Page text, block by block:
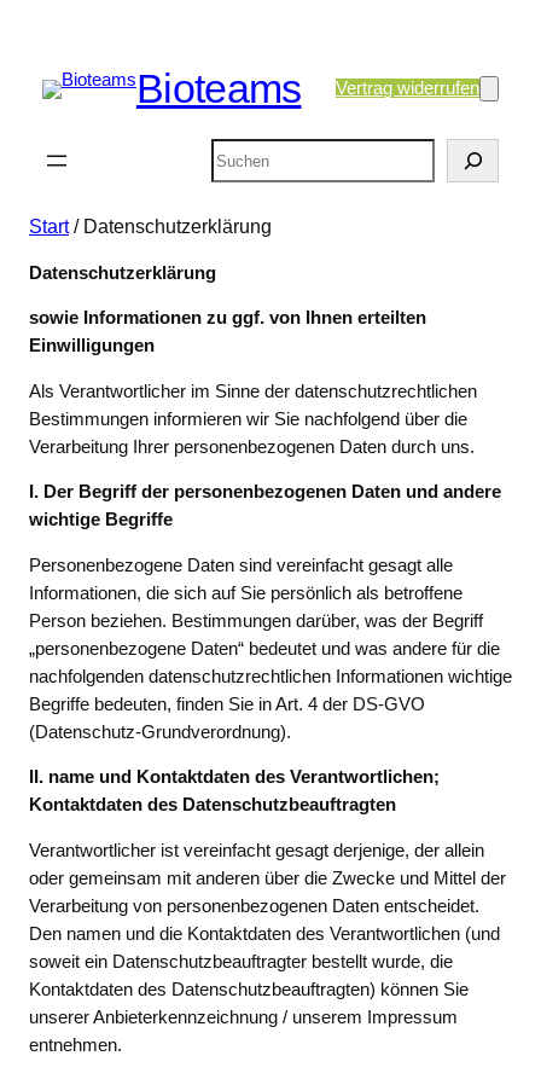
Bioteams Vertrag widerrufen
Suchen
Start/ Datenschutzerklärung
Datenschutzerklärung
sowie Informationen zu ggf. von Ihnen erteilten
Einwilligungen
Als Verantwortlicher im Sinne der datenschutzrechtlichen
Bestimmungen informieren wir Sie nachfolgend über die
Verarbeitung Ihrer personenbezogenen Daten durch uns.
I. Der Begriff der personenbezogenen Daten und andere
wichtige Begriffe
Personenbezogene Daten sind vereinfacht gesagt alle
Informationen, die sich auf Sie persönlich als betroffene
Person beziehen. Bestimmungen darüber, was der Begriff
„personenbezogene Daten“ bedeutet und was andere für die
nachfolgenden datenschutzrechtlichen Informationen wichtige
Begriffe bedeuten, finden Sie in Art. 4 der DS-GVO
(Datenschutz-Grundverordnung).
II. name und Kontaktdaten des Verantwortlichen;
Kontaktdaten des Datenschutzbeauftragten
Verantwortlicher ist vereinfacht gesagt derjenige, der allein
oder gemeinsam mit anderen über die Zwecke und Mittel der
Verarbeitung von personenbezogenen Daten entscheidet.
Den namen und die Kontaktdaten des Verantwortlichen (und
soweit ein Datenschutzbeauftragter bestellt wurde, die
Kontaktdaten des Datenschutzbeauftragten) können Sie
unserer Anbieterkennzeichnung / unserem Impressum
entnehmen.